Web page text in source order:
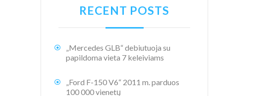
RECENT POSTS
„Mercedes GLB“ debiutuoja su
papildoma vieta 7 keleiviams
„Ford F-150 V6“ 2011 m. parduos
100 000 vienetų